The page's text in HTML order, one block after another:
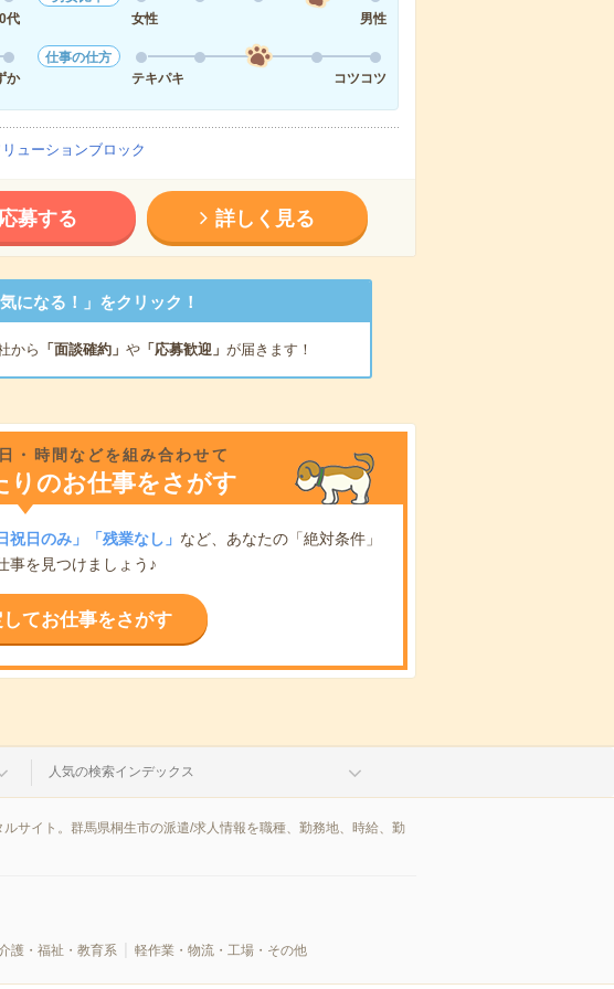
代
女性
男性
か
仕事の仕方
テキパキ
コツコツ
ューションブロック
応募する 詳しく見る
になる！」をクリック！
から 「面談確約」 や「応募歓迎」 が届きます！
・時間などを組み合わせて
りのお仕事をさがす
祝日のみ」「残業なし」 など、あなたの「絶対条件」
事を見つけましょう♪
てお仕事をさがす
人気の検索インデックス
サイト。群馬県桐生市の派遣/求人情報を職種、勤務地、時給、勤
護・福祉・教育系 軽作業・物流・工場・その他